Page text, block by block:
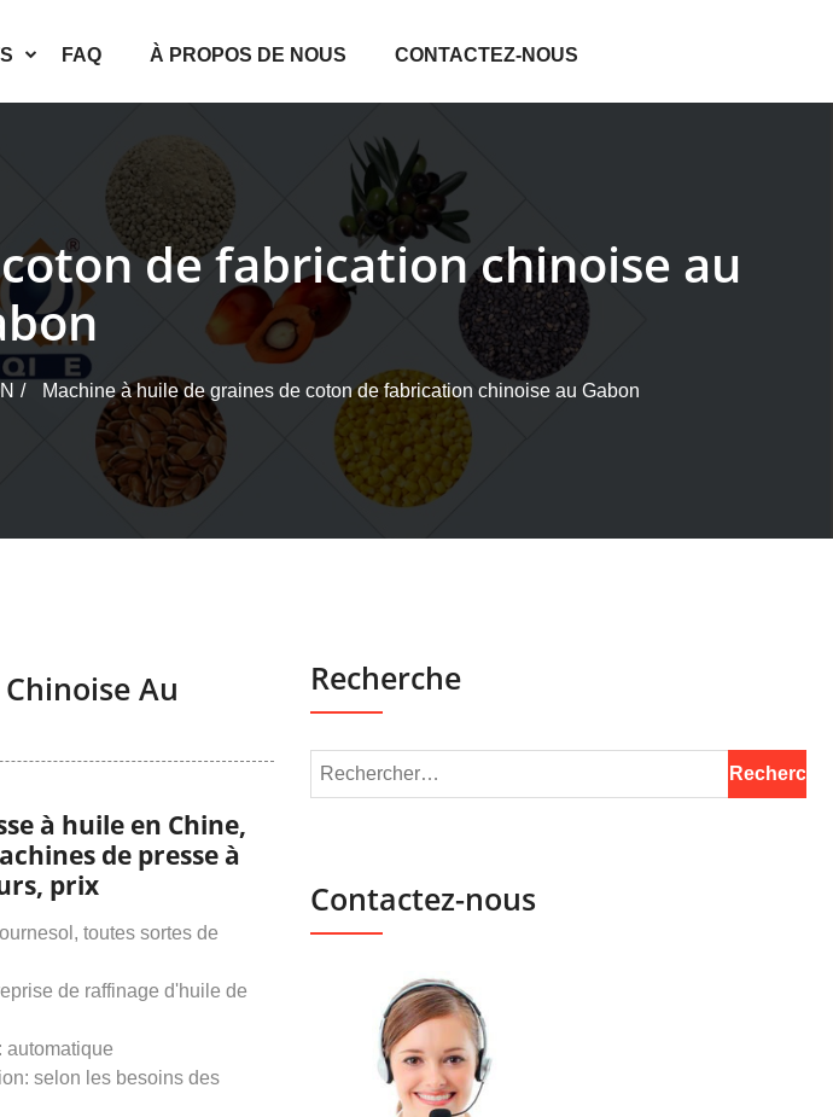
FAQ À PROPOS DE NOUS CONTACTEZ-NOUS
de fabrication chinoise au
Machine à huile de graines de coton de fabrication chinoise au Gabon
Au
à huile en Chine,
de presse à
prix
toutes sortes de
de raffinage d'huile de
automatique
selon les besoins des
Recherche
Contactez-nous